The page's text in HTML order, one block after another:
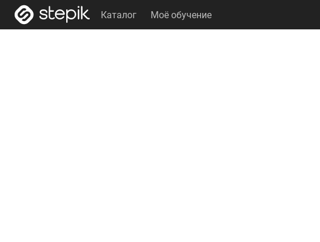
Каталог Моё обучение